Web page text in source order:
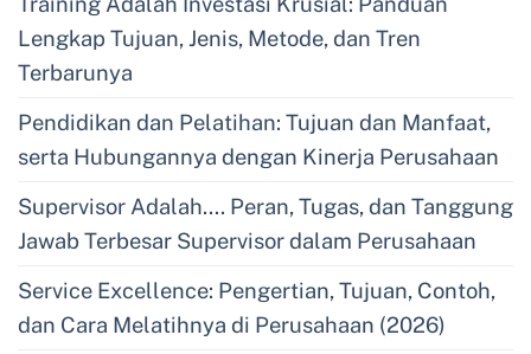
Lengkap Tujuan, Jenis, Metode, dan Tren
Terbarunya
Pendidikan dan Pelatihan: Tujuan dan Manfaat,
serta Hubungannya dengan Kinerja Perusahaan
Supervisor Adalah…. Peran, Tugas, dan Tanggung
Jawab Terbesar Supervisor dalam Perusahaan
Service Excellence: Pengertian, Tujuan, Contoh,
dan Cara Melatihnya di Perusahaan (2026)